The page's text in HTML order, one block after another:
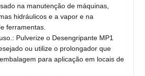
na manutenção de máquinas,
hidráulicos e a vapor e na
ferramentas.
Pulverize o Desengripante MP1
ou utilize o prolongador que
para aplicação em locais de